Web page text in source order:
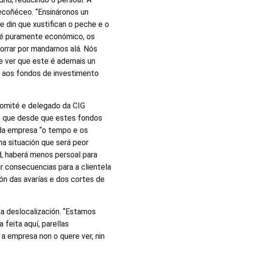
“Ensináronos un
din que xustifican o peche e o
puramente económico, os
por mandarnos alá. Nós
ver que este é ademais un
aos fondos de investimento
e delegado da CIG
que desde que estes fondos
empresa “o tempo e os
situación que será peor
menos persoal para
consecuencias para a clientela
das avarías e dos cortes de
deslocalización. “Estamos
feita aquí, parellas
empresa non o quere ver, nin